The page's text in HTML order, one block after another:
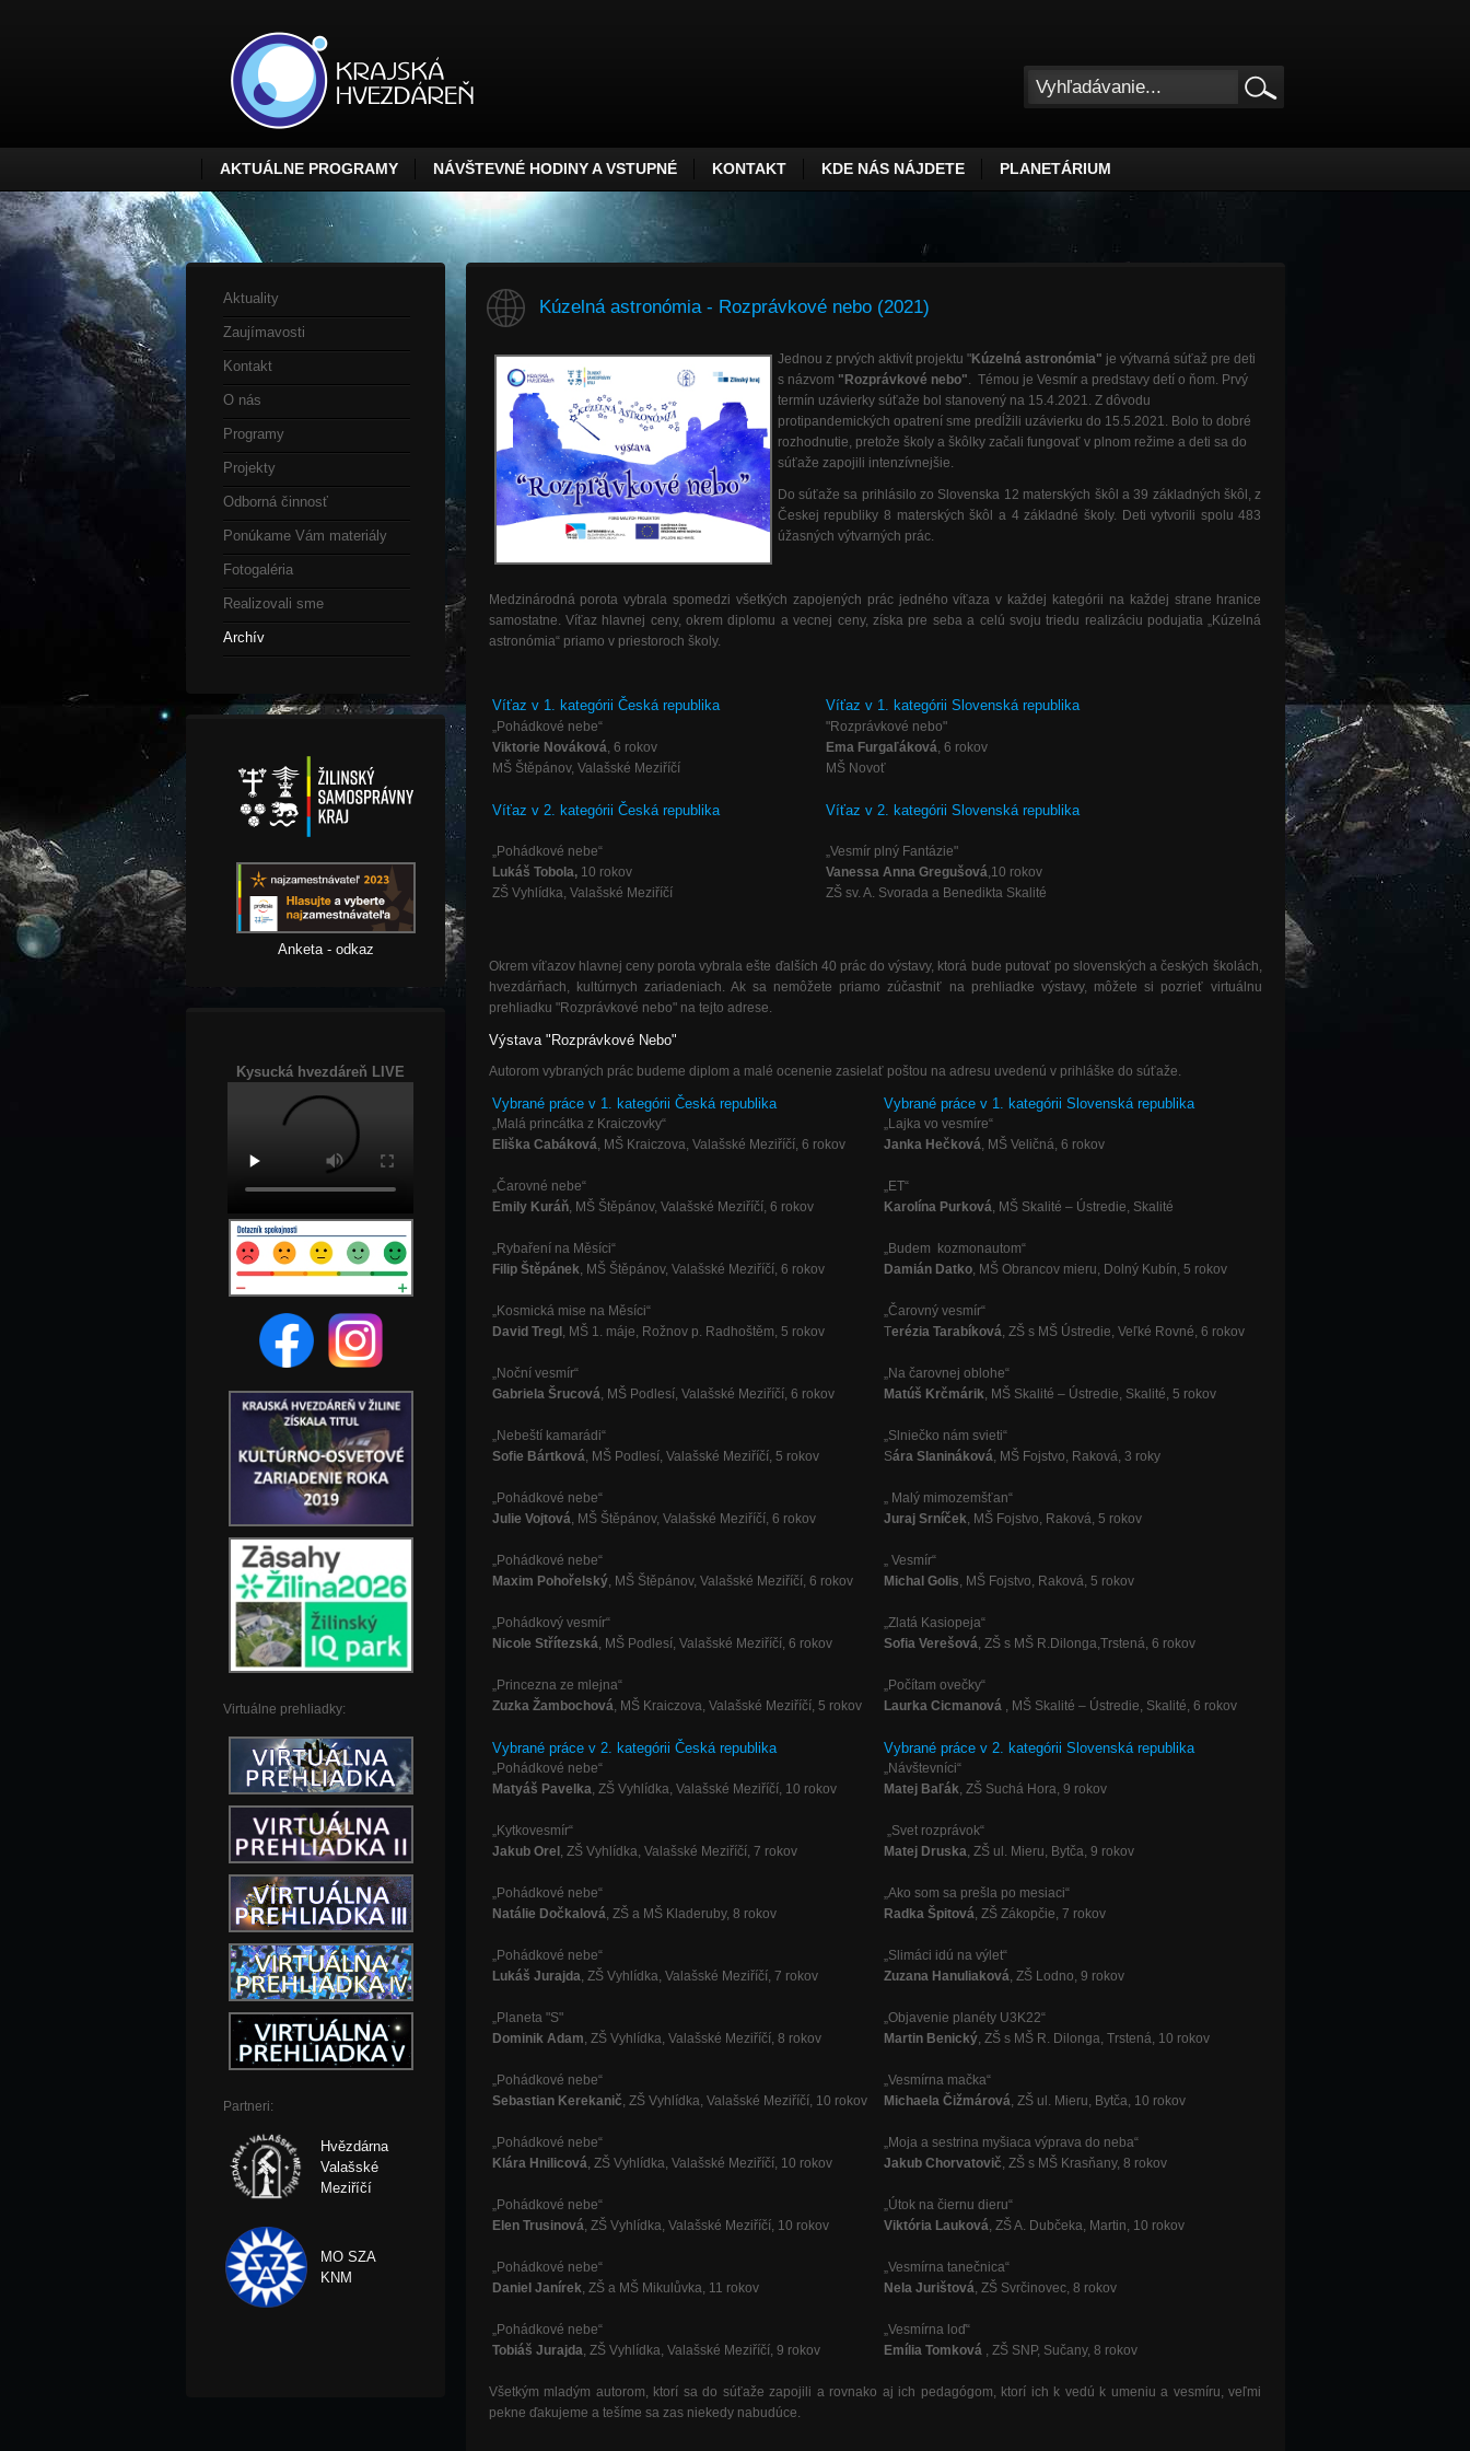
AKTUÁLNE PROGRAMY NÁVŠTEVNÉ HODINY A VSTUPNÉ KONTAKT KDE NÁS NÁJDETE PLANETÁRIUM
Aktuality
Zaujímavosti
Kontakt
O nás
Programy
Projekty
Odborná činnosť
Ponúkame Vám materiály
Fotogaléria
Realizovali sme
Archív
Anketa - odkaz
Kysucká hvezdáreň LIVE
Virtuálne prehliadky:
Partneri:
Hvězdárna
Valašské
Meziříčí
MO SZA
KNM
Kúzelná astronómia - Rozprávkové nebo (2021)
Jednou z prvých aktivít projektu "Kúzelná astronómia" je výtvarná súťaž pre deti
s názvom "Rozprávkové nebo". Témou je Vesmír a predstavy detí o ňom. Prvý
termín uzávierky súťaže bol stanovený na 15.4.2021. Z dôvodu
protipandemických opatrení sme predĺžili uzávierku do 15.5.2021. Bolo to dobré
rozhodnutie, pretože školy a škôlky začali fungovať v plnom režime a deti sa do
súťaže zapojili intenzívnejšie.
Do súťaže sa prihlásilo zo Slovenska 12 materských škôl a 39 základných škôl, z
Českej republiky 8 materských škôl a 4 základné školy. Deti vytvorili spolu 483
úžasných výtvarných prác.
Medzinárodná porota vybrala spomedzi všetkých zapojených prác jedného víťaza v každej kategórii na každej strane hranice
samostatne. Víťaz hlavnej ceny, okrem diplomu a vecnej ceny, získa pre seba a celú svoju triedu realizáciu podujatia „Kúzelná
astronómia“ priamo v priestoroch školy.
Víťaz v 1. kategórii Česká republika Víťaz v 1. kategórii Slovenská republika
„Pohádkové nebe“
Viktorie Nováková, 6 rokov
MŠ Štěpánov, Valašské Meziříčí
"Rozprávkové nebo"
Ema Furgaľáková, 6 rokov
MŠ Novoť
Víťaz v 2. kategórii Česká republika Víťaz v 2. kategórii Slovenská republika
„Pohádkové nebe“
Lukáš Tobola, 10 rokov
ZŠ Vyhlídka, Valašské Meziříčí
„Vesmír plný Fantázie"
Vanessa Anna Gregušová,10 rokov
ZŠ sv. A. Svorada a Benedikta Skalité
Okrem víťazov hlavnej ceny porota vybrala ešte ďalších 40 prác do výstavy, ktorá bude putovať po slovenských a českých školách,
hvezdárňach, kultúrnych zariadeniach. Ak sa nemôžete priamo zúčastniť na prehliadke výstavy, môžete si pozrieť virtuálnu
prehliadku "Rozprávkové nebo" na tejto adrese.
Výstava "Rozprávkové Nebo"
Autorom vybraných prác budeme diplom a malé ocenenie zasielať poštou na adresu uvedenú v prihláške do súťaže.
Vybrané práce v 1. kategórii Česká republika Vybrané práce v 1. kategórii Slovenská republika
„Malá princátka z Kraiczovky“
Eliška Cabáková, MŠ Kraiczova, Valašské Meziříčí, 6 rokov
„Čarovné nebe“
Emily Kuráň, MŠ Štěpánov, Valašské Meziříčí, 6 rokov
„Rybaření na Měsíci“
Filip Štěpánek, MŠ Štěpánov, Valašské Meziříčí, 6 rokov
„Kosmická mise na Měsíci“
David Tregl , MŠ 1. máje, Rožnov p. Radhoštěm, 5 rokov
„Noční vesmír“
Gabriela Šrucová, MŠ Podlesí, Valašské Meziříčí, 6 rokov
„Nebeští kamarádi“
Sofie Bártková, MŠ Podlesí, Valašské Meziříčí, 5 rokov
„Pohádkové nebe“
Julie Vojtová, MŠ Štěpánov, Valašské Meziříčí, 6 rokov
„Pohádkové nebe“
Maxim Pohořelský, MŠ Štěpánov, Valašské Meziříčí, 6 rokov
„Pohádkový vesmír“
Nicole Střítezská, MŠ Podlesí, Valašské Meziříčí, 6 rokov
„Princezna ze mlejna“
Zuzka Žambochová, MŠ Kraiczova, Valašské Meziříčí, 5 rokov
„Lajka vo vesmíre“
Janka Hečková, MŠ Veličná, 6 rokov
„ET“
Karolína Purková, MŠ Skalité – Ústredie, Skalité
„Budem kozmonautom“
Damián Datko, MŠ Obrancov mieru, Dolný Kubín, 5 rokov
„Čarovný vesmír“
Terézia Tarabíková, ZŠ s MŠ Ústredie, Veľké Rovné, 6 rokov
„Na čarovnej oblohe“
Matúš Krčmárik, MŠ Skalité – Ústredie, Skalité, 5 rokov
„Slniečko nám svieti“
Sára Slanináková, MŠ Fojstvo, Raková, 3 roky
„ Malý mimozemšťan“
Juraj Srníček, MŠ Fojstvo, Raková, 5 rokov
„ Vesmír“
Michal Golis, MŠ Fojstvo, Raková, 5 rokov
„Zlatá Kasiopeja“
Sofia Verešová, ZŠ s MŠ R.Dilonga,Trstená, 6 rokov
„Počítam ovečky“
Laurka Cicmanová , MŠ Skalité – Ústredie, Skalité, 6 rokov
Vybrané práce v 2. kategórii Česká republika Vybrané práce v 2. kategórii Slovenská republika
„Pohádkové nebe“
Matyáš Pavelka, ZŠ Vyhlídka, Valašské Meziříčí, 10 rokov
„Kytkovesmír“
Jakub Orel , ZŠ Vyhlídka, Valašské Meziříčí, 7 rokov
„Pohádkové nebe“
Natálie Dočkalová, ZŠ a MŠ Kladeruby, 8 rokov
„Pohádkové nebe“
Lukáš Jurajda, ZŠ Vyhlídka, Valašské Meziříčí, 7 rokov
„Planeta "S"
Dominik Adam, ZŠ Vyhlídka, Valašské Meziříčí, 8 rokov
„Pohádkové nebe“
Sebastian Kerekanič, ZŠ Vyhlídka, Valašské Meziříčí, 10 rokov
„Pohádkové nebe“
Klára Hnilicová, ZŠ Vyhlídka, Valašské Meziříčí, 10 rokov
„Pohádkové nebe“
Elen Trusinová, ZŠ Vyhlídka, Valašské Meziříčí, 10 rokov
„Pohádkové nebe“
Daniel Janírek, ZŠ a MŠ Mikulůvka, 11 rokov
„Pohádkové nebe“
Tobiáš Jurajda, ZŠ Vyhlídka, Valašské Meziříčí, 9 rokov
„Návštevníci“
Matej Baľák, ZŠ Suchá Hora, 9 rokov
„Svet rozprávok“
Matej Druska, ZŠ ul. Mieru, Bytča, 9 rokov
„Ako som sa prešla po mesiaci“
Radka Špitová, ZŠ Zákopčie, 7 rokov
„Slimáci idú na výlet“
Zuzana Hanuliaková, ZŠ Lodno, 9 rokov
„Objavenie planéty U3K22“
Martin Benický, ZŠ s MŠ R. Dilonga, Trstená, 10 rokov
„Vesmírna mačka“
Michaela Čižmárová, ZŠ ul. Mieru, Bytča, 10 rokov
„Moja a sestrina myšiaca výprava do neba“
Jakub Chorvatovič, ZŠ s MŠ Krasňany, 8 rokov
„Útok na čiernu dieru“
Viktória Lauková, ZŠ A. Dubčeka, Martin, 10 rokov
„Vesmírna tanečnica“
Nela Jurištová, ZŠ Svrčinovec, 8 rokov
„Vesmírna loď“
Emília Tomková , ZŠ SNP, Sučany, 8 rokov
Všetkým mladým autorom, ktorí sa do súťaže zapojili a rovnako aj ich pedagógom, ktorí ich k vedú k umeniu a vesmíru, veľmi
pekne ďakujeme a tešíme sa zas niekedy nabudúce.